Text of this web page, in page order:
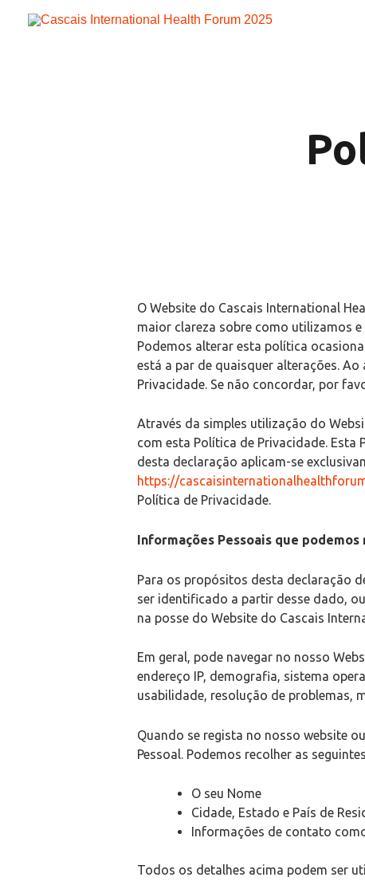
O Website do Cascais International
maior clareza sobre como utilizamos
Podemos alterar esta política
está a par de quaisquer alterações.
Privacidade. Se não concordar, por
Através da simples utilização do
com esta Política de Privacidade.
desta declaração aplicam-se
https://
Política de Privacidade.
Informações Pessoais que
Para os propósitos desta declaração
ser identificado a partir desse dado,
na posse do Website do Cascais
Em geral, pode navegar no nosso
endereço IP, demografia, sistema
usabilidade, resolução de problemas,
Quando se regista no nosso website
Pessoal. Podemos recolher as
O seu Nome
Cidade, Estado e País de
Informações de contato
Todos os detalhes acima podem ser